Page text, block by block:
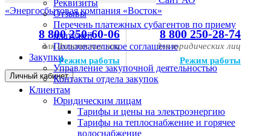
«Энергосбытовая компания «Восток»
8 800 250-60-06
для физических лиц
Режим работы
8 800 250-28-74
для юридических лиц
Режим работы
Личный кабинет
Реквизиты
Отзывы
Перечень платежных субагентов по приему
платежей
Пользовательское соглашение
Закупки
Управление закупочной деятельностью
Контакты отдела закупок
Клиентам
Юридическим лицам
Тарифы и цены на электроэнергию
Тарифы на теплоснабжение и горячее
водоснабжение